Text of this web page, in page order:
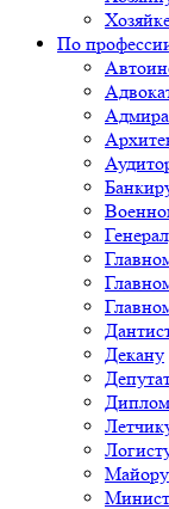
По
Декану
Майору